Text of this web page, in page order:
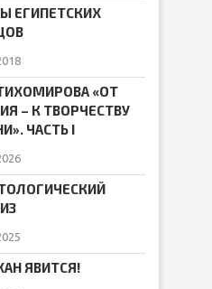
ЕГИПЕТСКИХ
«ОТ
– К ТВОРЧЕСТВУ
ЧАСТЬ I
ЯВИТСЯ!